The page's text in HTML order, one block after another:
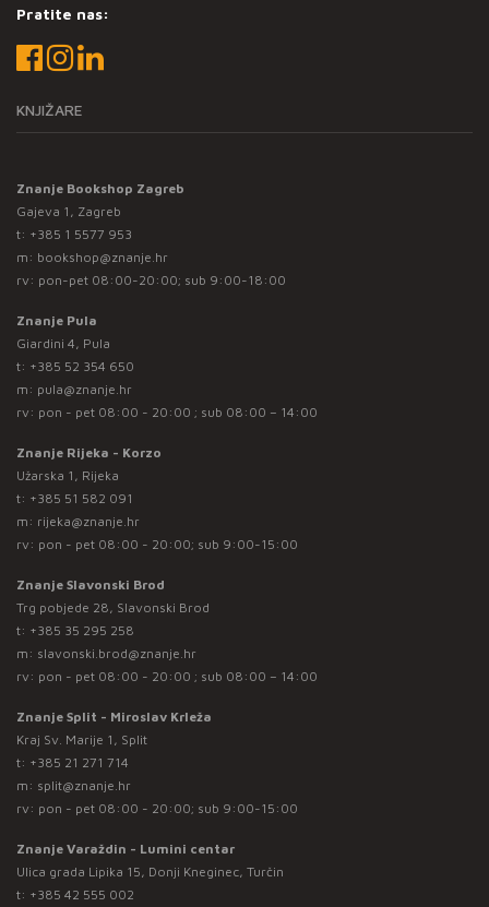
Pratite nas:
KNJIŽARE
Znanje Bookshop Zagreb
Gajeva 1, Zagreb
t: +385 1 5577 953
m: bookshop@znanje.hr
rv: pon-pet 08:00-20:00; sub 9:00-18:00
Znanje Pula
Giardini 4, Pula
t: +385 52 354 650
m: pula@znanje.hr
rv: pon - pet 08:00 - 20:00 ; sub 08:00 – 14:00
Znanje Rijeka - Korzo
Užarska 1, Rijeka
t: +385 51 582 091
m: rijeka@znanje.hr
rv: pon - pet 08:00 - 20:00; sub 9:00-15:00
Znanje Slavonski Brod
Trg pobjede 28, Slavonski Brod
t: +385 35 295 258
m: slavonski.brod@znanje.hr
rv: pon - pet 08:00 - 20:00 ; sub 08:00 – 14:00
Znanje Split - Miroslav Krleža
Kraj Sv. Marije 1, Split
t: +385 21 271 714
m: split@znanje.hr
rv: pon - pet 08:00 - 20:00; sub 9:00-15:00
Znanje Varaždin - Lumini centar
Ulica grada Lipika 15, Donji Kneginec, Turčin
t: +385 42 555 002